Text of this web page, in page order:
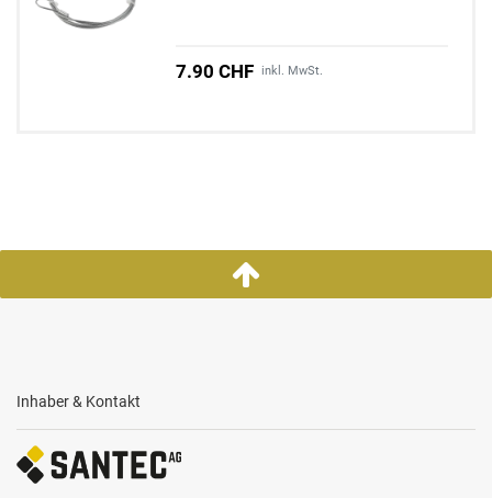
7.90 CHF inkl. MwSt.
Inhaber & Kontakt